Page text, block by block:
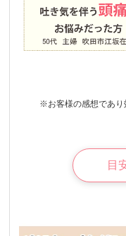
※お客様の感想であり
目